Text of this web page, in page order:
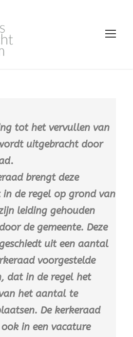
tot het vervullen van
uitgebracht door
.
brengt deze
de regel op grond van
leiding gehouden
de gemeente. Deze
uit een aantal
voorgestelde
dat in de regel het
het aantal te
De kerkeraad
in een vacature